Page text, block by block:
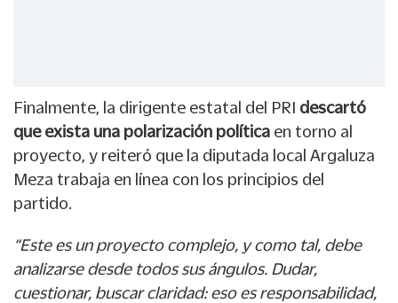
Finalmente, la dirigente estatal del PRI descartó
que exista una polarización política en torno al
proyecto, y reiteró que la diputada local Argaluza
Meza trabaja en línea con los principios del
partido.
“Este es un proyecto complejo, y como tal, debe
analizarse desde todos sus ángulos. Dudar,
cuestionar, buscar claridad: eso es responsabilidad,